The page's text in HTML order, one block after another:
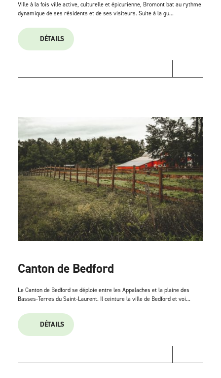
Ville à la fois ville active, culturelle et épicurienne, Bromont bat au rythme
dynamique de ses résidents et de ses visiteurs. Suite à la gu...
DÉTAILS
Canton de Bedford
Le Canton de Bedford se déploie entre les Appalaches et la plaine des
Basses-Terres du Saint-Laurent. Il ceinture la ville de Bedford et voi...
DÉTAILS